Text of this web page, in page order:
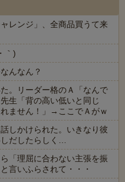
レンジ」、全商品買うて来
｀)
んなん？
。リーダー格のＡ「なんで
生「背の高い低いと同じ
ません！」→ここでＡがｗ
しかけられた。いきなり彼
だしたらしく…
「理屈に合わない主張を振
言いふらされて・・・